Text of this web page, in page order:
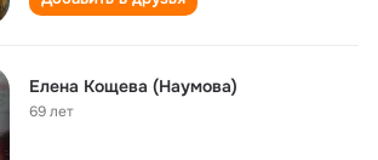
Елена Кощева (Наумова)
69 лет